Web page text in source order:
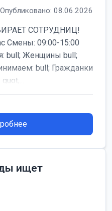
Опубликовано: 08.06.2026
СОТРУДНИЦ!
Смены: 09:00-15:00
bull; Женщины bull;
bull; Гражданки
ищет